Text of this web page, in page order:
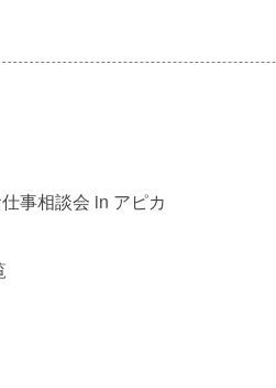
事相談会 in アピカ